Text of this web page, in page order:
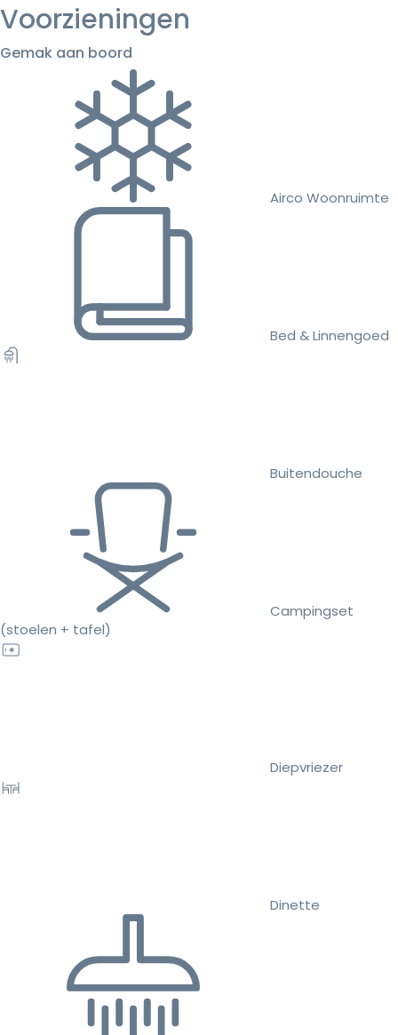
Voorzieningen
Gemak aan boord
Airco Woonruimte
Bed & Linnengoed
Buitendouche
Campingset
(stoelen + tafel)
Diepvriezer
Dinette